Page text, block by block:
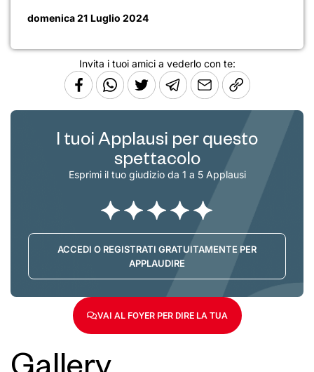
domenica 21 Luglio 2024
Invita i tuoi amici a vederlo con te:
I tuoi Applausi per questo
spettacolo
Esprimi il tuo giudizio da 1 a 5 Applausi
ACCEDI O REGISTRATI GRATUITAMENTE PER
APPLAUDIRE
VAI AL FOYER PER DIRE LA TUA
Gallery